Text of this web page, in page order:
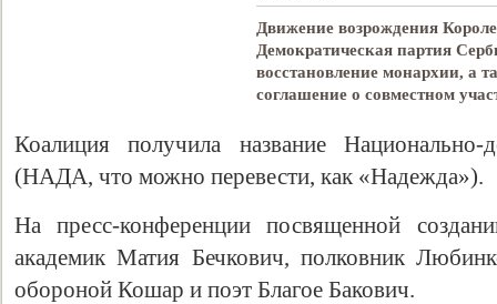
Движение возрождения
Демократическая партия
восстановление монархии, а
соглашение о совместном
Коалиция получила название Национально-
(НАДА, что можно перевести, как «Надежда»).
На пресс-конференции посвященной
академик Матия Бечкович, полковник
обороной Кошар и поэт Благое Бакович.